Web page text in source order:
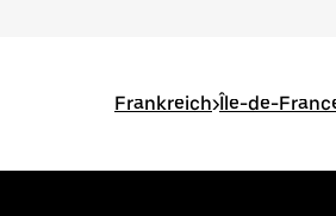
Frankreich>Île-de-